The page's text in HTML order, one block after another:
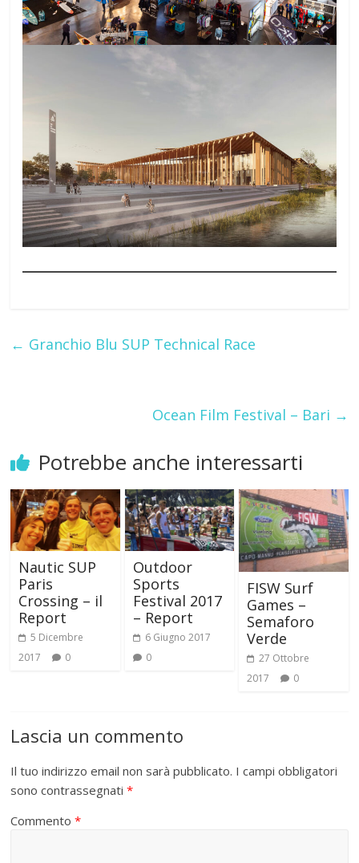
← Granchio Blu SUP Technical Race
Ocean Film Festival – Bari →
Potrebbe anche interessarti
Nautic SUP
Paris
Crossing – il
Report
5 Dicembre
2017
0
Outdoor
Sports
Festival 2017
– Report
6 Giugno 2017
0
FISW Surf
Games –
Semaforo
Verde
27 Ottobre
2017
0
Lascia un commento
Il tuo indirizzo email non sarà pubblicato. I campi obbligatori
sono contrassegnati*
Commento*